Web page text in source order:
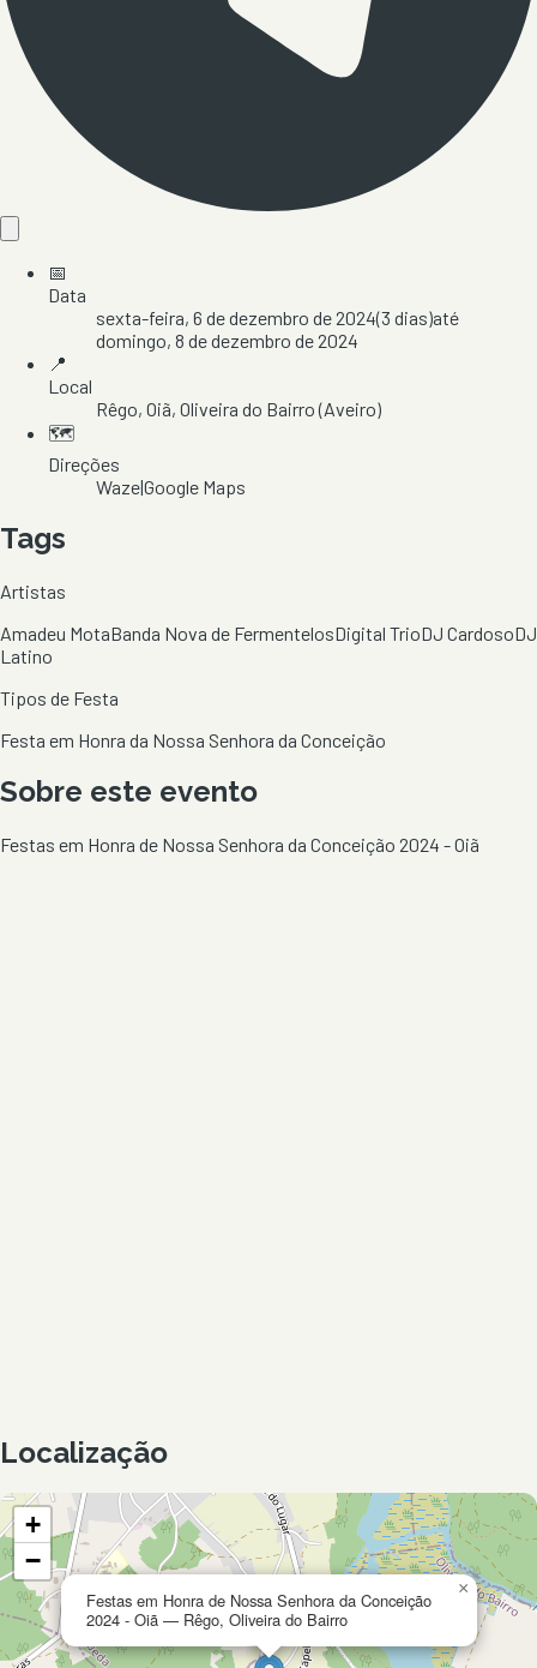
📅
Data
sexta-feira, 6 de dezembro de 2024(3 dias)até
domingo, 8 de dezembro de 2024
📍
Local
Rêgo, Oiã, Oliveira do Bairro(Aveiro)
🗺️
Direções
Waze|Google Maps
Tags
Artistas
Amadeu MotaBanda Nova de FermentelosDigital TrioDJ CardosoDJ
Latino
Tipos de Festa
Festa em Honra da Nossa Senhora da Conceição
Sobre este evento
Festas em Honra de Nossa Senhora da Conceição 2024 - Oiã
Localização
Festas em Honra de Nossa Senhora da Conceição
2024 - Oiã — Rêgo, Oliveira do Bairro
×
+
−